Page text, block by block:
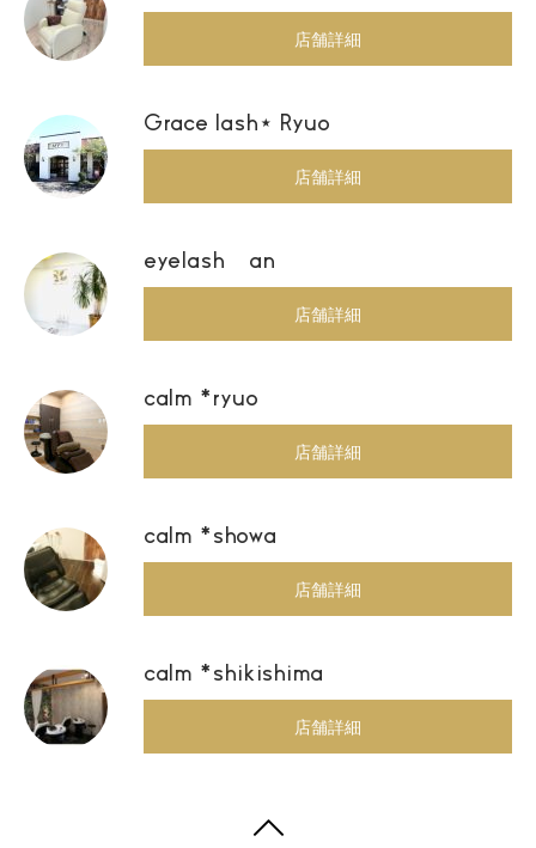
店舗詳細
Grace lash⋆ Ryuo
店舗詳細
eyelash an
店舗詳細
calm *ryuo
店舗詳細
calm *showa
店舗詳細
calm *shikishima
店舗詳細